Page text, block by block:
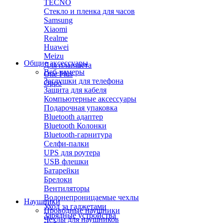
TECNO
Стекло и пленка для часов
Samsung
Xiaomi
Realme
Huawei
Meizu
Для планшета
One Plus
Oppo
Общие аксессуары
Веб-камеры
Заглушки для телефона
Защита для кабеля
Компьютерные аксессуары
Подарочная упаковка
Bluetooth адаптер
Bluetooth Колонки
Bluetooth-гарнитура
Селфи-палки
UPS для роутера
USB флешки
Батарейки
Брелоки
Вентиляторы
Водонепроницаемые чехлы
Уход за гаджетами
Зарядные устройства
Наушники
Проводные наушники
Чехлы для наушников